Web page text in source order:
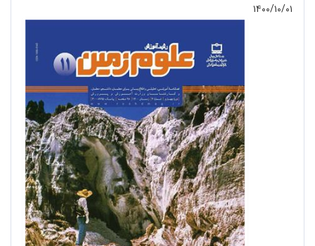
۱۴۰۰/۱۰/۰۱